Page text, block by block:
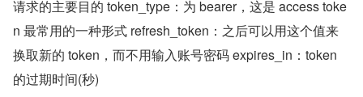
请求的主要目的 token_type：为 bearer，这是 access toke
n 最常用的一种形式 refresh_token：之后可以用这个值来
换取新的 token，而不用输入账号密码 expires_in：token
的过期时间(秒)